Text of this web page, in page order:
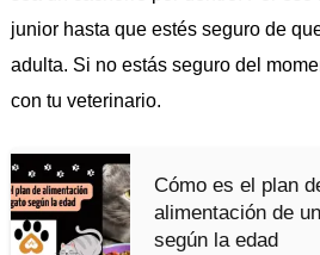
junior hasta que estés seguro de
adulta. Si no estás seguro del
con tu veterinario.
Cómo es el plan
alimentación de
según la edad